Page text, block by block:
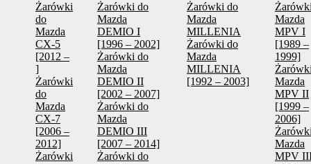
Żarówki
do
Mazda
CX-5
[2012 –
]
Żarówki
do
Mazda
CX-7
[2006 –
2012]
Żarówki
Żarówki do
Mazda
DEMIO I
[1996 – 2002]
Żarówki do
Mazda
DEMIO II
[2002 – 2007]
Żarówki do
Mazda
DEMIO III
[2007 – 2014]
Żarówki do
Żarówki do
Mazda
MILLENIA
Żarówki do
Mazda
MILLENIA
[1992 – 2003]
Mazda
MPV I
[1989 –
1999]
Mazda
MPV II
[1999 –
2006]
Mazda
MPV